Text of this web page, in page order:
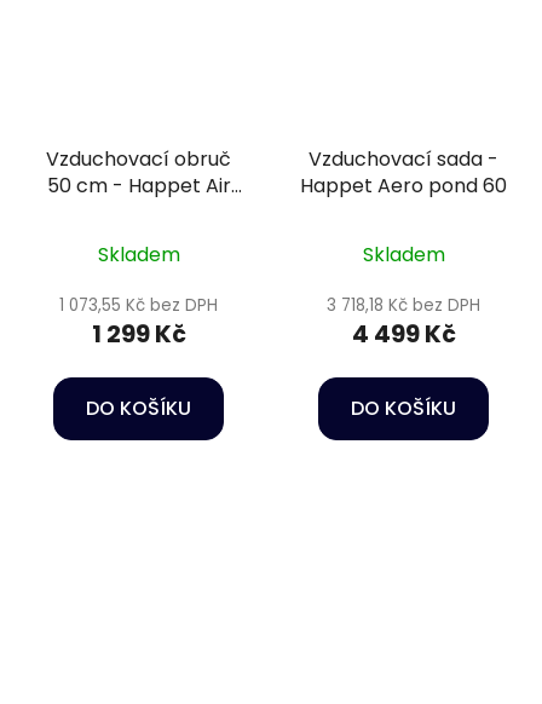
Vzduchovací obruč
50 cm - Happet Air
Skladem
1 073,55 Kč bez DPH
1 299 Kč
DO KOŠÍKU
Vzduchovací sada -
Happet Aero pond 60
Skladem
3 718,18 Kč bez DPH
4 499 Kč
DO KOŠÍKU